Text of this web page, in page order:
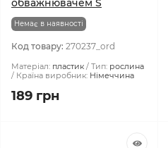
обважнювачем S
Немає в наявності
Код товару: 270237_ord
Матеріал: пластик Тип: рослина
Країна виробник: Німеччина
189 грн